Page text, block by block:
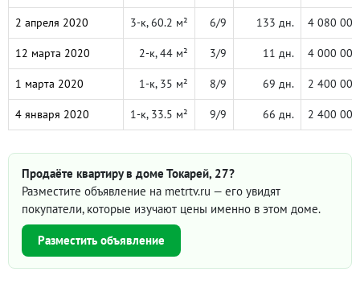
2 апреля 2020 3-к, 60.2 м² 6/9 133 дн. 4 080 000
12 марта 2020 2-к, 44 м² 3/9 11 дн. 4 000 000
1 марта 2020 1-к, 35 м² 8/9 69 дн. 2 400 000
4 января 2020 1-к, 33.5 м² 9/9 66 дн. 2 400 000
Продаёте квартиру в доме Токарей, 27?
Разместите объявление на metrtv.ru — его увидят
покупатели, которые изучают цены именно в этом доме.
Разместить объявление